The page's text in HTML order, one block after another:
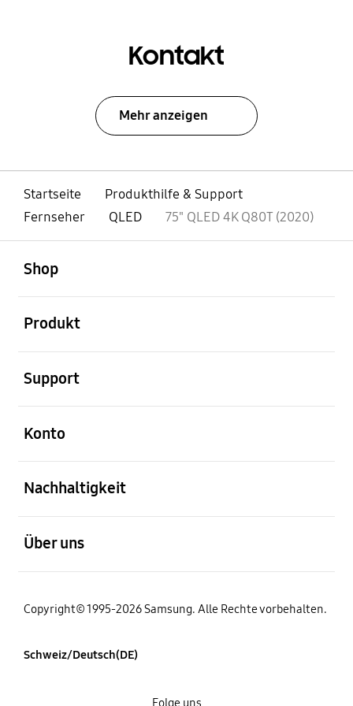
Kontakt
Mehr anzeigen
Startseite
Produkthilfe & Support
Fernseher
QLED 75" QLED 4K Q80T (2020)
Shop
Produkt
Support
Konto
Nachhaltigkeit
Über uns
Copyright© 1995-2026 Samsung. Alle Rechte vorbehalten.
Schweiz/Deutsch(DE)
Folge uns